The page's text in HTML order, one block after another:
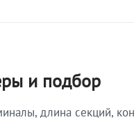
и подбор
длина секций,